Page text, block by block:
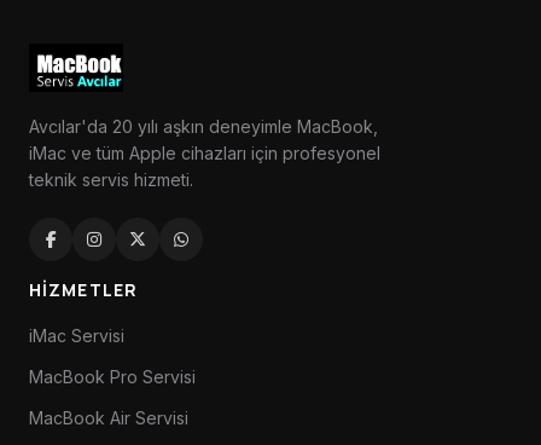
Avcılar'da 20 yılı aşkın deneyimle MacBook,
iMac ve tüm Apple cihazları için profesyonel
teknik servis hizmeti.
HIZMETLER
iMac Servisi
MacBook Pro Servisi
MacBook Air Servisi